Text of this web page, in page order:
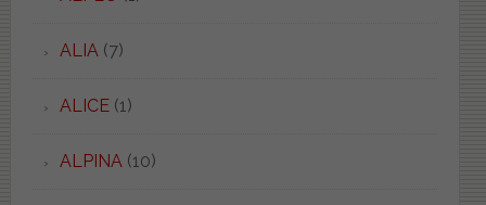
ALIA(7)
ALICE(1)
ALPINA(10)